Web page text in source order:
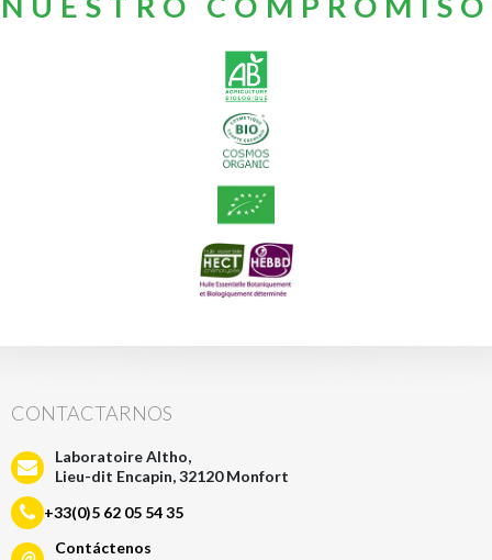
CONTACTARNOS
Laboratoire Altho,
Lieu-dit Encapin, 32120 Monfort
+33(0)5 62 05 54 35
Contáctenos